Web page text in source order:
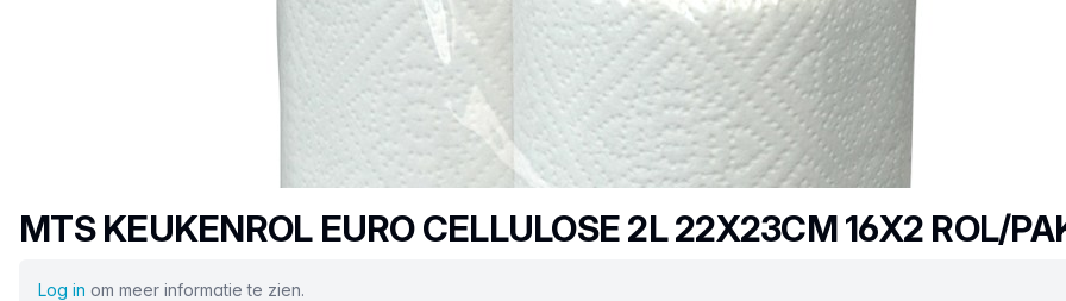
Productnaam
MTS KEUKENROL EURO CELLULOSE 2L 22X23CM 16X2 ROL/
Log in om meer informatie te zien.